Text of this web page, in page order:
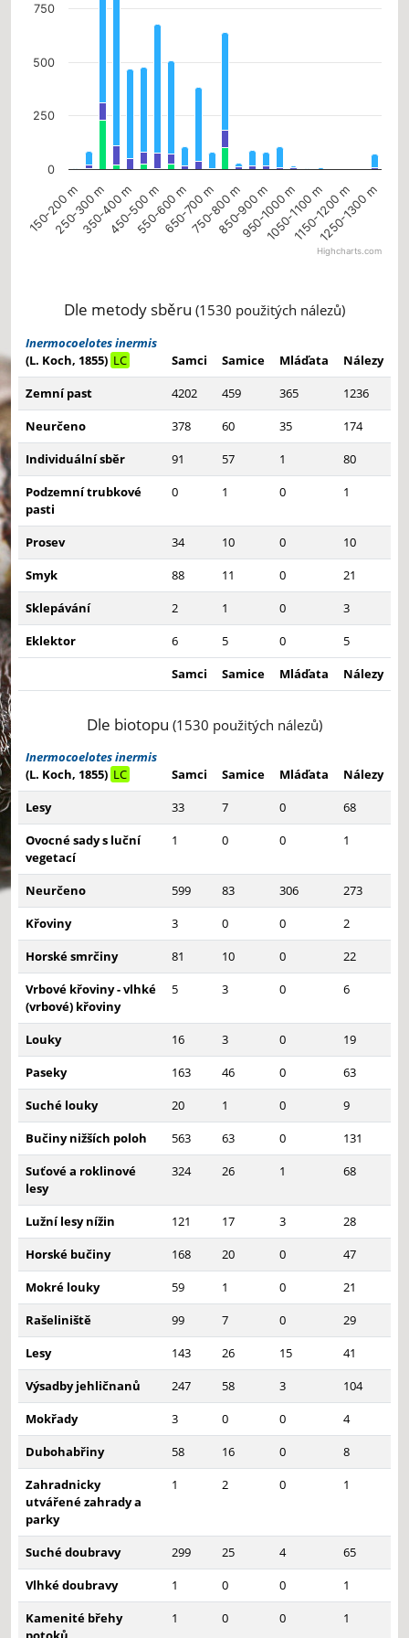
150-200 m
250-300 m350-400 m450-500 m550-600 m650-700 m750-800 m850-900 m
950-1000 m
1050-1100 m
1150-1200 m
1250-1300 m
0
250
500
750
Highcharts.com
Dle metody sběru (1530 použitých nálezů)
Inermocoelotes inermis
(L. Koch, 1855) LC Samci Samice Mláďata
Nálezy
Zemní past
4202 459 365
1236
Neurčeno
378 60 35
174
Individuální sběr
91 57 1
80
Podzemní trubkové
pasti
0 1 0 1
Prosev 34 10 0
10
Smyk
88 11 0
21
Sklepávání
2 1 0
3
Eklektor
6 5 0
5
Samci
Samice Mláďata Nálezy
Dle biotopu (1530 použitých nálezů)
Inermocoelotes inermis
(L. Koch, 1855) LC Samci Samice Mláďata
Nálezy
Lesy
33 7 0
68
Ovocné sady s luční
vegetací
1 0 0 1
Neurčeno 599 83 306
273
Křoviny
3 0 0
2
Horské smrčiny
81 10 0
22
Vrbové křoviny - vlhké
(vrbové) křoviny
5 3 0 6
Louky 16 3 0
19
Paseky
163 46 0
63
Suché louky
20 1 0
9
Bučiny nižších poloh
563 63 0
131
Suťové a roklinové
lesy
324 26 1 68
Lužní lesy nížin 121 17 3
28
Horské bučiny
168 20 0
47
Mokré louky
59 1 0
21
Rašeliniště
99 7 0
29
Lesy
143 26 15
41
Výsadby jehličnanů
247 58 3
104
Mokřady
3 0 0
4
Dubohabřiny
58 16 0
8
Zahradnicky
utvářené zahrady a
parky
1 2 0 1
Suché doubravy 299 25 4
65
Vlhké doubravy
1 0 0
1
Kamenité břehy
1 0 0 1